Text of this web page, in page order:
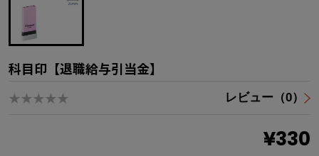
科目印【退職給与引当金】
★★★★★ レビュー（0）
¥330